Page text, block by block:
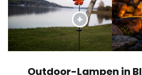
Outdoor-Lampen in